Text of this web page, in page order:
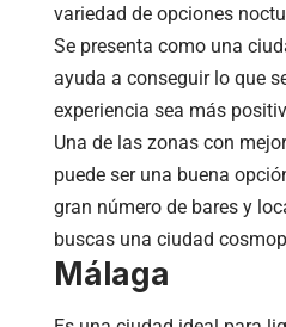
variedad de opciones
Se presenta como una
ayuda a conseguir lo que
experiencia sea más
Una de las zonas con
puede ser una buena
gran número de bares y
buscas una ciudad
Málaga